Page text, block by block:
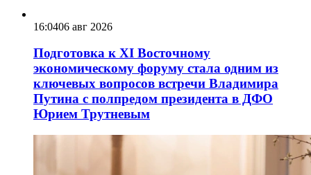
16:0406 авг 2026
Подготовка к XI Восточному
экономическому форуму стала одним из
ключевых вопросов встречи Владимира
Путина с полпредом президента в ДФО
Юрием Трутневым